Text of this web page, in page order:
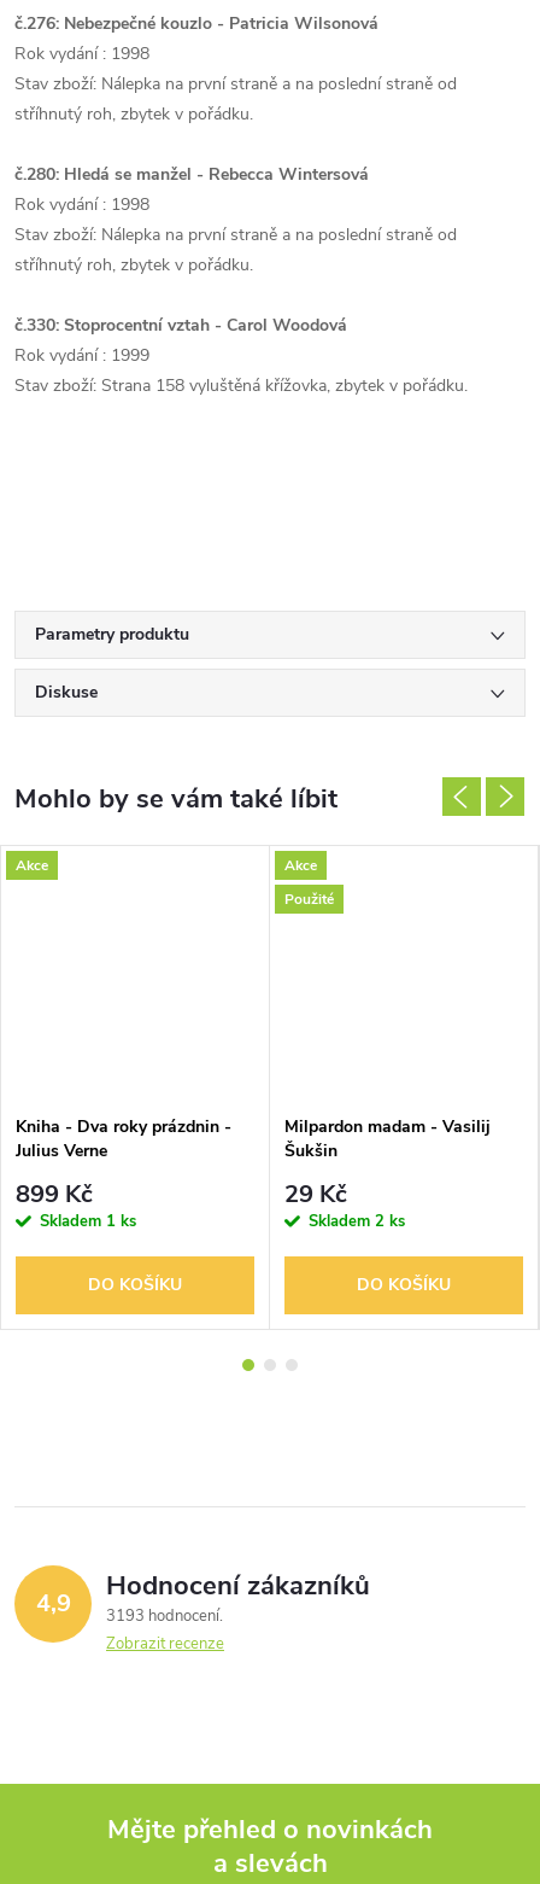
č.276: Nebezpečné kouzlo - Patricia Wilsonová
Rok vydání : 1998
Stav zboží: Nálepka na první straně a na poslední straně od
stříhnutý roh, zbytek v pořádku.
č.280: Hledá se manžel - Rebecca Wintersová
Rok vydání : 1998
Stav zboží: Nálepka na první straně a na poslední straně od
stříhnutý roh, zbytek v pořádku.
č.330: Stoprocentní vztah - Carol Woodová
Rok vydání : 1999
Stav zboží: Strana 158 vyluštěná křížovka, zbytek v pořádku.
Parametry produktu
Diskuse
Akce
Kniha - Dva roky prázdnin -
Julius Verne
899 Kč
Skladem 1 ks
DO KOŠÍKU
Akce
Použité
Milpardon madam - Vasilij
Šukšin
29 Kč
Skladem 2 ks
DO KOŠÍKU
4,9 Hodnocení zákazníků
3193 hodnocení
Zobrazit recenze
Mějte přehled o novinkách
a slevách